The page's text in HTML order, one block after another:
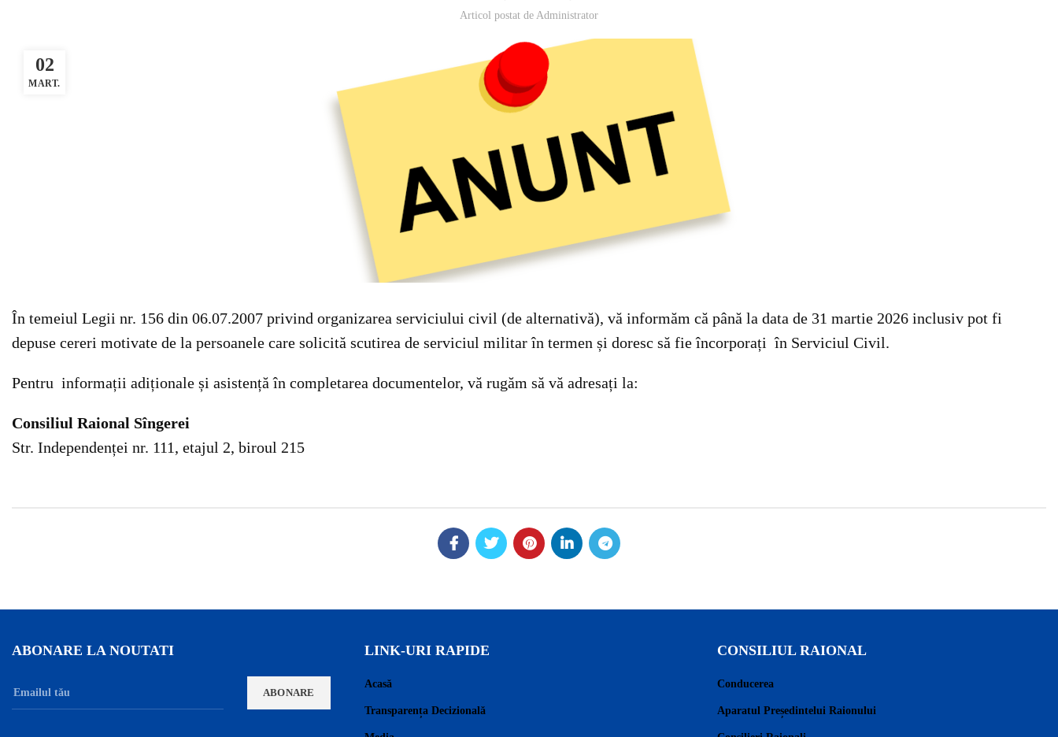
Articol postat de Administrator
02
MART.
În temeiul Legii nr. 156 din 06.07.2007 privind organizarea serviciului civil (de alternativă), vă informăm că până la data de 31 martie 2026 inclusiv pot fi
depuse cereri motivate de la persoanele care solicită scutirea de serviciul militar în termen și doresc să fie încorporați în Serviciul Civil.
Pentru informații adiționale și asistență în completarea documentelor, vă rugăm să vă adresați la:
Consiliul Raional Sîngerei
Str. Independenței nr. 111, etajul 2, biroul 215
ABONARE LA NOUTATI LINK-URI RAPIDE
Acasă
Transparența Decizională
CONSILIUL RAIONAL
Conducerea
Aparatul Președintelui Raionului